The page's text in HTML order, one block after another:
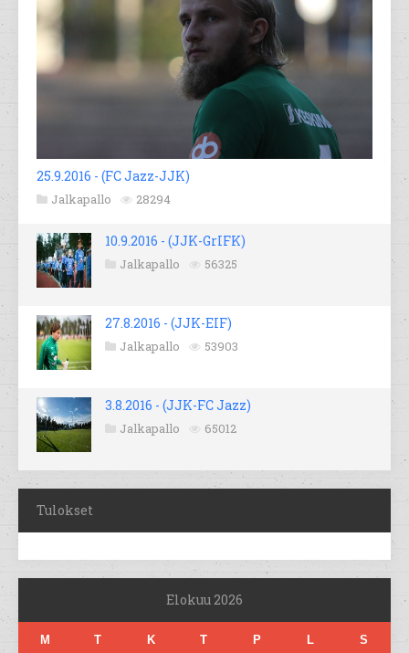
25.9.2016 - (FC Jazz-JJK)
Jalkapallo 28294
10.9.2016 - (JJK-GrIFK)
Jalkapallo 56325
27.8.2016 - (JJK-EIF)
Jalkapallo 53903
3.8.2016 - (JJK-FC Jazz)
Jalkapallo 65012
Tulokset
Elokuu 2026
M T K T P L S